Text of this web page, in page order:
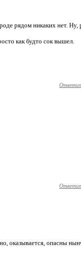
рядом никаких нет.
как будто сок вышел.
оказывается, опасны